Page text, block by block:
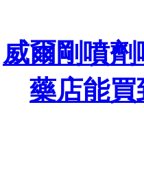
威爾剛噴劑
藥店能買